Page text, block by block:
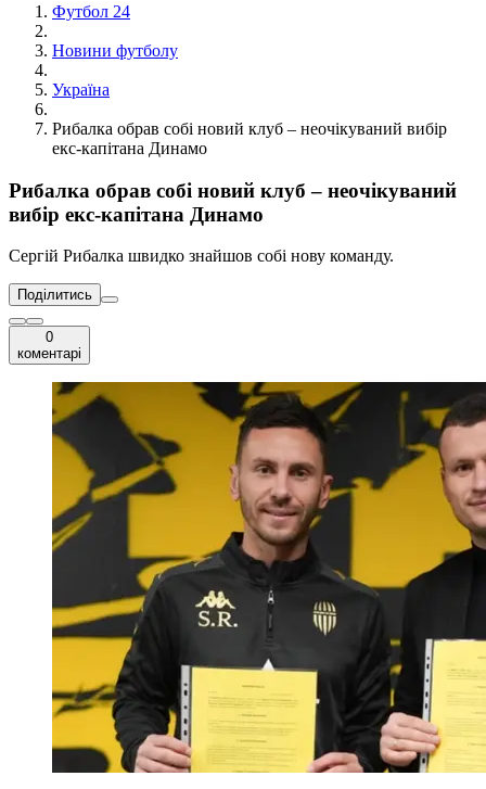
Футбол 24
Новини футболу
Україна
Рибалка обрав собі новий клуб – неочікуваний вибір
екс-капітана Динамо
Рибалка обрав собі новий клуб – неочікуваний
вибір екс-капітана Динамо
Сергій Рибалка швидко знайшов собі нову команду.
Поділитись
0
коментарі